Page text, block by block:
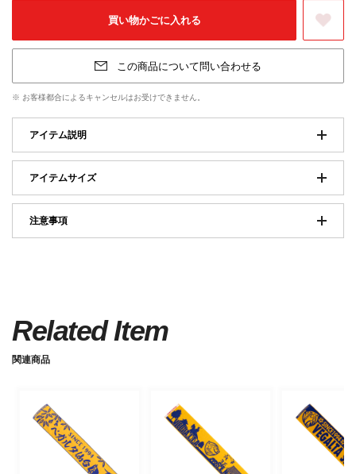
お気に入りに登
※ お客様都合によるキャンセルはお受けできません。
アイテム説明
アイテムサイズ
注意事項
この商品について問い合わせる
Related Item
関連商品